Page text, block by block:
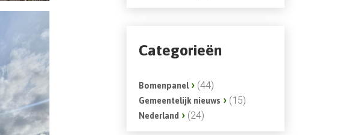
Categorieën
Bomenpanel (44)
Gemeentelijk nieuws (15)
Nederland (24)